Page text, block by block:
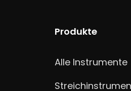
Produkte
Alle Instrumente